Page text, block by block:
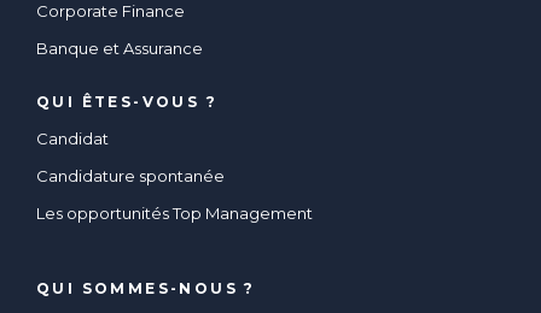
Corporate Finance
Banque et Assurance
QUI ÊTES-VOUS ?
Candidat
Candidature spontanée
Les opportunités Top Management
QUI SOMMES-NOUS ?